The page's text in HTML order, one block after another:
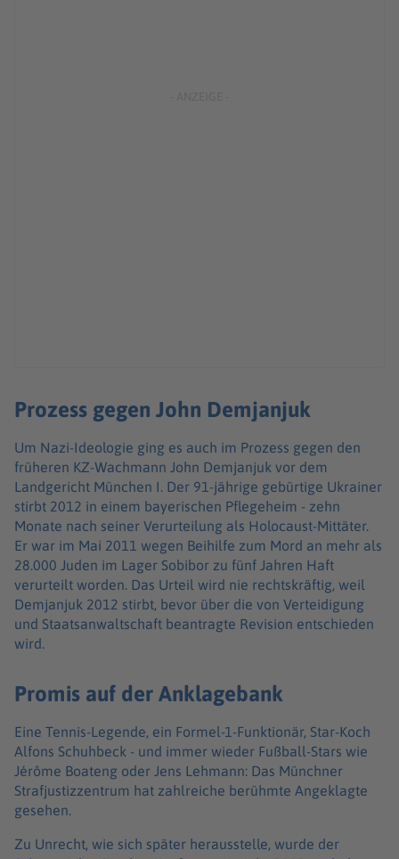
Prozess gegen John Demjanjuk
Um Nazi-Ideologie ging es auch im Prozess gegen den
früheren KZ-Wachmann John Demjanjuk vor dem
Landgericht München I. Der 91-jährige gebürtige Ukrainer
stirbt 2012 in einem bayerischen Pflegeheim - zehn
Monate nach seiner Verurteilung als Holocaust-Mittäter.
Er war im Mai 2011 wegen Beihilfe zum Mord an mehr als
28.000 Juden im Lager Sobibor zu fünf Jahren Haft
verurteilt worden. Das Urteil wird nie rechtskräftig, weil
Demjanjuk 2012 stirbt, bevor über die von Verteidigung
und Staatsanwaltschaft beantragte Revision entschieden
wird.
Promis auf der Anklagebank
Eine Tennis-Legende, ein Formel-1-Funktionär, Star-Koch
Alfons Schuhbeck - und immer wieder Fußball-Stars wie
Jérôme Boateng oder Jens Lehmann: Das Münchner
Strafjustizzentrum hat zahlreiche berühmte Angeklagte
gesehen.
Zu Unrecht, wie sich später herausstelle, wurde der